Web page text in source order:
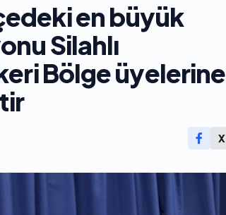
en büyük
Silahlı
Bölge üyelerine
X